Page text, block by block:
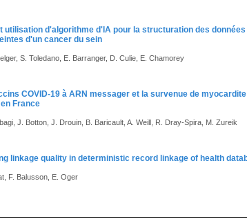
utilisation d'algorithme d'IA pour la structuration des
d'un cancer du sein
S. Toledano, E. Barranger, D. Culie, E. Chamorey
COVID-19 à ARN messager et la survenue de
France
J. Botton, J. Drouin, B. Baricault, A. Weill, R. Dray-Spira, M. Zureik
linkage quality in deterministic record linkage of health
F. Balusson, E. Oger